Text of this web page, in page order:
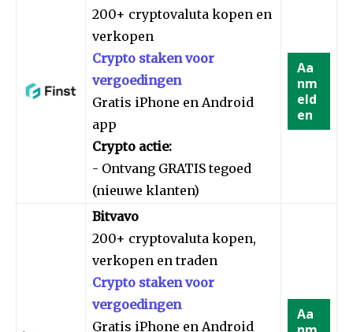
200+ cryptovaluta kopen en
verkopen
Crypto staken voor
vergoedingen
Gratis iPhone en Android
app
Crypto actie:
- Ontvang GRATIS tegoed
(nieuwe klanten)
Aa
nm
eld
en
Bitvavo
200+ cryptovaluta kopen,
verkopen en traden
Crypto staken voor
vergoedingen
Gratis iPhone en Android
Aa